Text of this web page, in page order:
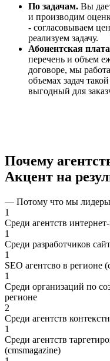
По задачам. Вы
и производим
- согласовываем
реализуем задачу.
Абонентская
перечень и объем
договоре, мы
объемах задач
выгодный для
Почему
Акцент на
— Потому что мы лидеры
1
Среди агентств
1
Среди разработчиков
1
SEO агентсво в регионе
1
Среди организаций по
регионе
2
Среди агентств
1
Среди агентств
(cmsmagazine)